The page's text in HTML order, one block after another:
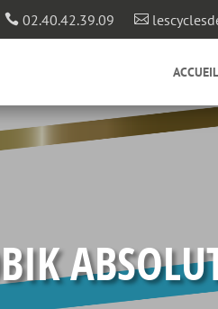
 02.40.42.39.09 
ACCUEIL